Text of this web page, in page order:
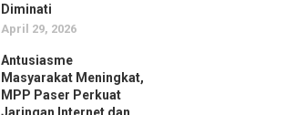
Diminati
April 29, 2026
Antusiasme
Masyarakat Meningkat,
MPP Paser Perkuat
Jaringan Internet dan